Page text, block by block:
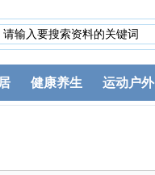
健康养生 运动户外